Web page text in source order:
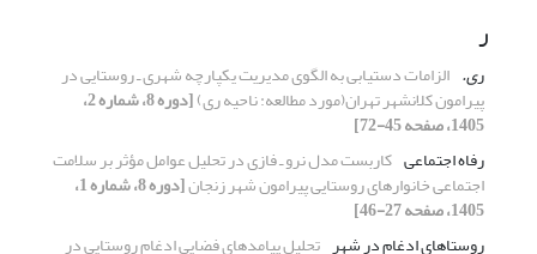
ر
ری. الزامات دستیابی به الگوی مدیریت یکپارچه شهری ـ روستاییدر
پیرامون کلانشهر تهران(مورد مطالعه: ناحیه ری) [دوره 8، شماره 2،
1405، صفحه 45-72]
رفاه اجتماعی کاربست مدل نرو ـ فازی در تحلیل عوامل مؤثر بر سلامت
اجتماعی خانوارهای روستایی پیرامون شهر زنجان [دوره 8، شماره 1،
1405، صفحه 27-46]
روستاهای ادغام در شهر تحلیل پیامدهای فضایی ادغام روستایی در